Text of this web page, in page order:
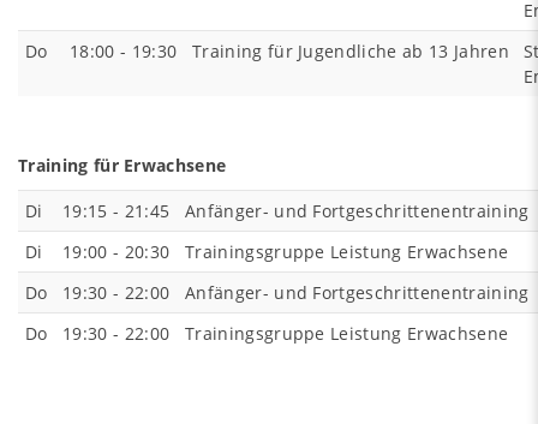
Do
18:00 - 19:30 Training für Jugendliche ab 13 Jahren
Training für Erwachsene
Di
19:15 - 21:45
Anfänger- und Fortgeschrittenentraining
Di
19:00 - 20:30
Trainingsgruppe Leistung Erwachsene
Do
19:30 - 22:00
Anfänger- und Fortgeschrittenentraining
Do
19:30 - 22:00 Trainingsgruppe Leistung Erwachsene